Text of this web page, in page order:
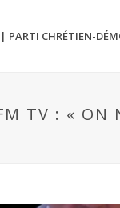
PARTI CHRÉTIEN-
TV : « ON